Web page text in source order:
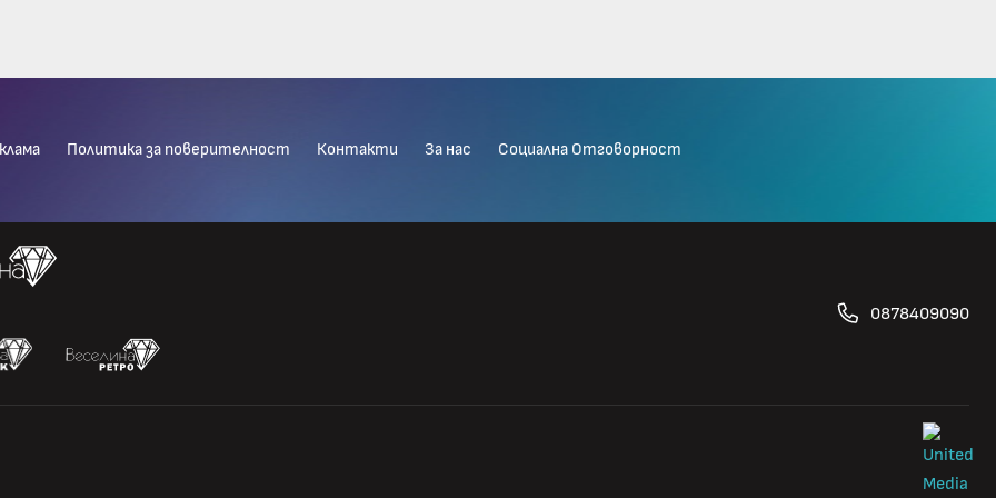
Политика за поверителност Контакти За нас Социална Отговорност
0878409090